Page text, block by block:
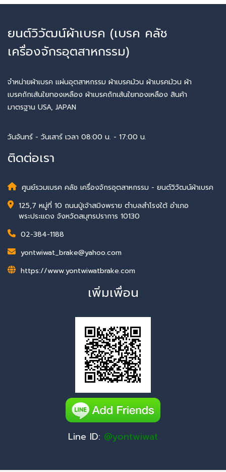
ยนต์วิวัฒน์ผ้าเบรค (เบรค คลัช
เครื่องจักรอุตสาหกรรม)
จำหน่ายผ้าเบรค แผ่นอุตสาหกรรม ผ้าเบรคม้วน ผ้าเบรคม้วน ผ้า
เบรคถักเส้นใยทองเหลือง ผ้าเบรคถักเส้นใยทองเหลือง สินค้า
มาตรฐาน USA, JAPAN
วันจันทร์ - วันเสาร์ เวลา 08:00 น. - 17:00 น.
ติดต่อเรา
ศูนย์รวมเบรค คลัช เครื่องจักรอุตสาหกรรม - ยนต์วิวัฒน์ผ้าเบรค
125,7 หมู่ที่ 10 ถนนปู่เจ้าสมิงพราย ตำบลสำโรงใต้ อำเภอ
พระประแดง จังหวัดสมุทรปราการ 10130
02-384-1188
yontwiwat_brake@yahoo.com
https://www.yontwiwatbrake.com
เพิ่มเพื่อน
Line ID: @yontwiwat